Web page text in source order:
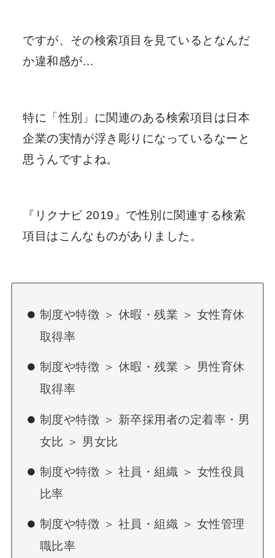
ですが、その検索項目を見ているとなんだ
か違和感が…
特に「性別」に関連のある検索項目は日本
企業の実情が浮き彫りになっているなーと
思うんですよね。
『リクナビ 2019』で性別に関連する検索
項目はこんなものがありました。
制度や特徴 ＞ 休暇・残業 ＞ 女性育休
取得率
制度や特徴 ＞ 休暇・残業 ＞ 男性育休
取得率
制度や特徴 ＞ 新卒採用者の定着率・男
女比 ＞ 男女比
制度や特徴 ＞ 社員・組織 ＞ 女性役員
比率
制度や特徴 ＞ 社員・組織 ＞ 女性管理
職比率